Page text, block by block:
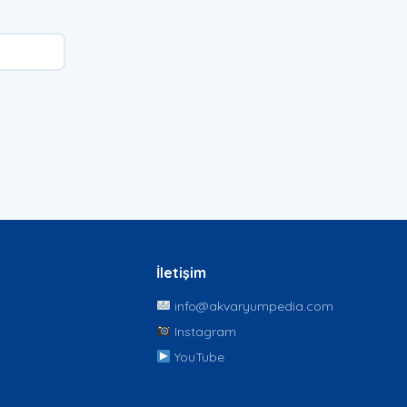
İletişim
info@akvaryumpedia.com
Instagram
YouTube